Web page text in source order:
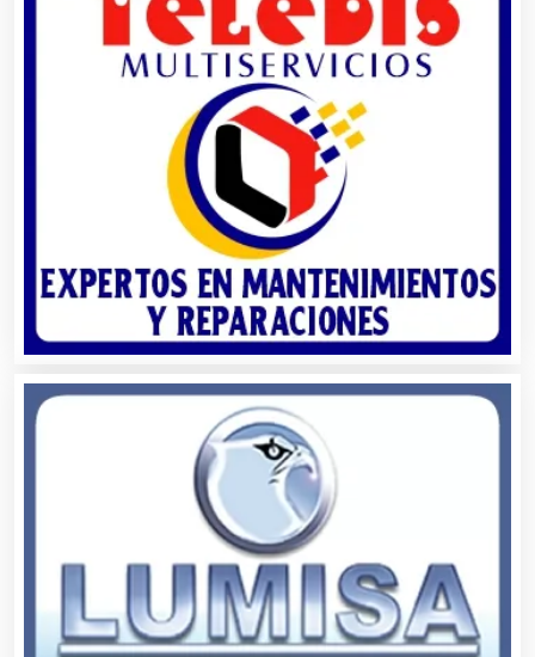
Artículos Publicitarios
Aseguradoras
Asesores Técnicos
Asesoría Fiscal
Asociaciones Civiles
Asociaciones Empresariales